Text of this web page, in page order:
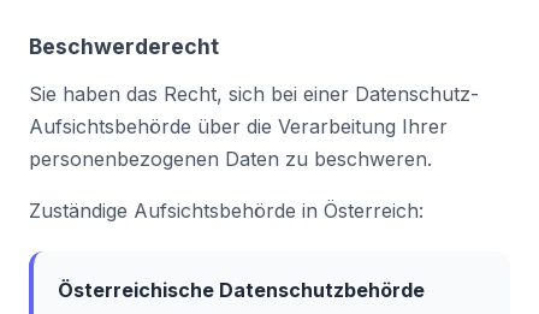
Beschwerderecht
Sie haben das Recht, sich bei einer Datenschutz-
Aufsichtsbehörde über die Verarbeitung Ihrer
personenbezogenen Daten zu beschweren.
Zuständige Aufsichtsbehörde in Österreich:
Österreichische Datenschutzbehörde